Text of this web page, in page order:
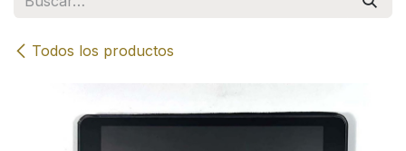
Todos los productos